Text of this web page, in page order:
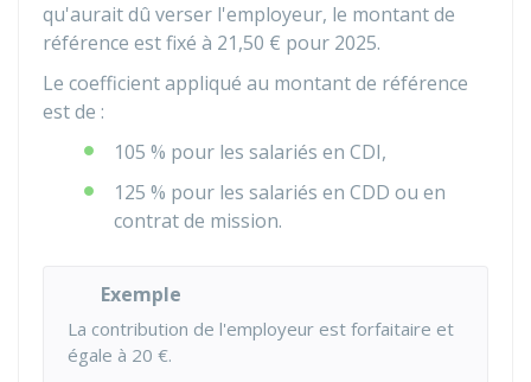
qu'aurait dû verser l'employeur, le montant de
référence est fixé à 21,50 € pour 2025.
Le coefficient appliqué au montant de référence
est de :
105 % pour les salariés en CDI,
125 % pour les salariés en CDD ou en
contrat de mission.
Exemple
La contribution de l'employeur est forfaitaire et
égale à 20 €.